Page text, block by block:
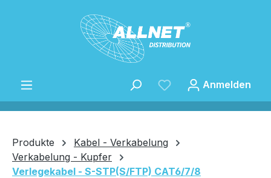
Zum Hauptinhalt springen
Anmelden
Produkte
Kabel - Verkabelung
Verkabelung - Kupfer
Verlegekabel - S-STP(S/FTP) CAT6/7/8